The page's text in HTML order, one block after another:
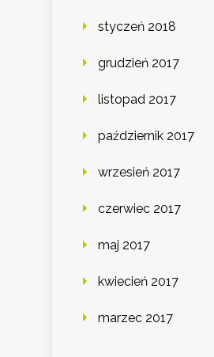
styczeń 2018
grudzień 2017
listopad 2017
październik 2017
wrzesień 2017
czerwiec 2017
maj 2017
kwiecień 2017
marzec 2017